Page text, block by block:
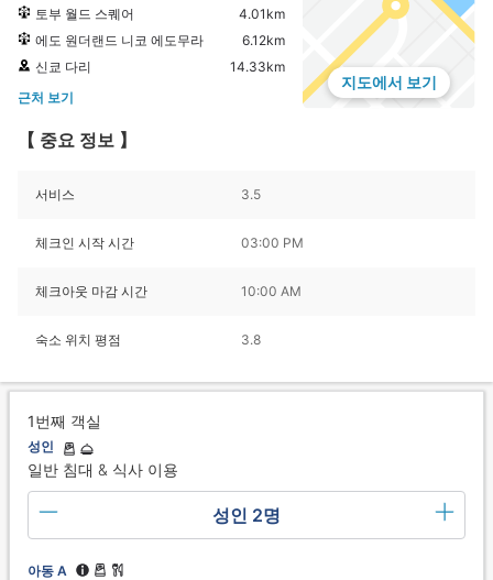
토부 월드 스퀘어
4.01km
에도 원더랜드 니코 에도무라
6.12km
신쿄 다리
14.33km
근처 보기
지도에서 보기
【 중요 정보 】
서비스 3.5
체크인 시작 시간 03:00 PM
체크아웃 마감 시간 10:00 AM
숙소 위치 평점 3.8
1번째 객실
성인
일반 침대 & 식사 이용
성인 2명
아동 A